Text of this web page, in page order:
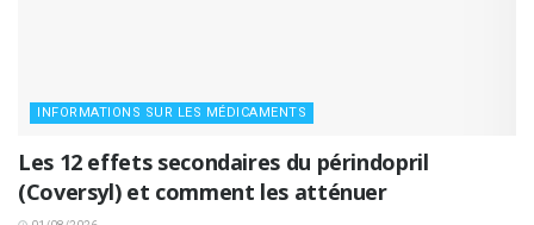
INFORMATIONS SUR LES MÉDICAMENTS
Les 12 effets secondaires du périndopril
(Coversyl) et comment les atténuer